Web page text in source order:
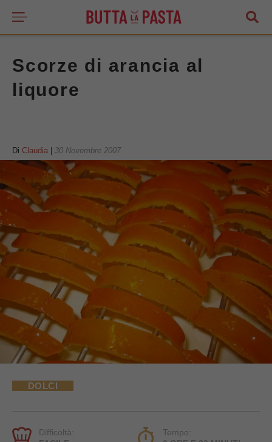
Scorze di arancia al
liquore
Di Claudia 30 Novembre 2007
DOLCI
Difficoltà:
Tempo: